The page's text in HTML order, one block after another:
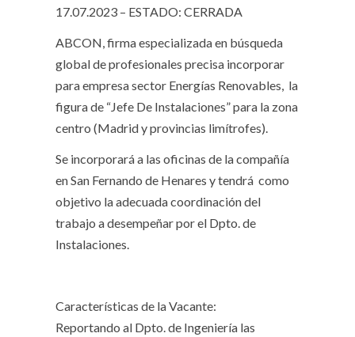
17.07.2023 – ESTADO: CERRADA
ABCON, firma especializada en búsqueda
global de profesionales precisa incorporar
para empresa sector Energías Renovables, la
figura de “Jefe De Instalaciones” para la zona
centro (Madrid y provincias limítrofes).
Se incorporará a las oficinas de la compañía
en San Fernando de Henares y tendrá como
objetivo la adecuada coordinación del
trabajo a desempeñar por el Dpto. de
Instalaciones.
Características de la Vacante:
Reportando al Dpto. de Ingeniería las